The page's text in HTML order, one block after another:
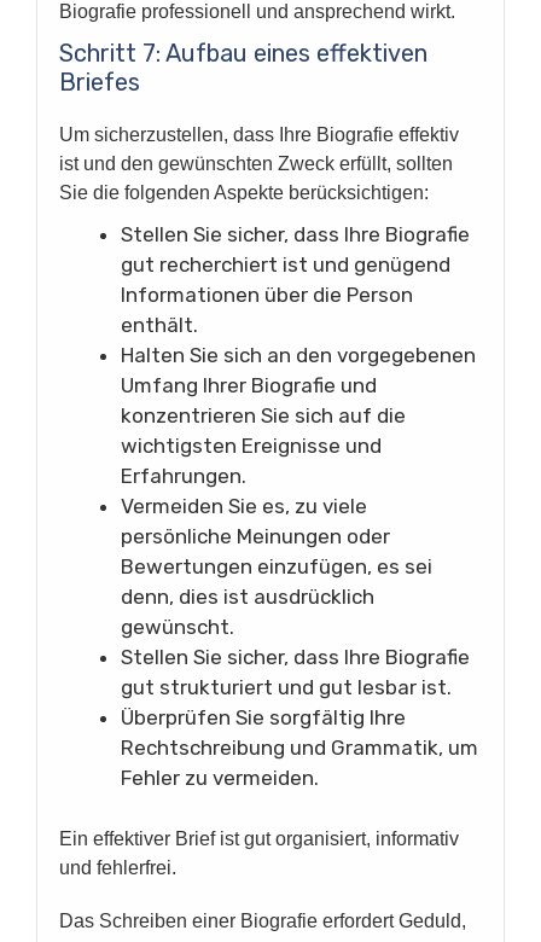
Biografie professionell und ansprechend wirkt.
Schritt 7: Aufbau eines effektiven
Briefes
Um sicherzustellen, dass Ihre Biografie effektiv
ist und den gewünschten Zweck erfüllt, sollten
Sie die folgenden Aspekte berücksichtigen:
Stellen Sie sicher, dass Ihre Biografie
gut recherchiert ist und genügend
Informationen über die Person
enthält.
Halten Sie sich an den vorgegebenen
Umfang Ihrer Biografie und
konzentrieren Sie sich auf die
wichtigsten Ereignisse und
Erfahrungen.
Vermeiden Sie es, zu viele
persönliche Meinungen oder
Bewertungen einzufügen, es sei
denn, dies ist ausdrücklich
gewünscht.
Stellen Sie sicher, dass Ihre Biografie
gut strukturiert und gut lesbar ist.
Überprüfen Sie sorgfältig Ihre
Rechtschreibung und Grammatik, um
Fehler zu vermeiden.
Ein effektiver Brief ist gut organisiert, informativ
und fehlerfrei.
Das Schreiben einer Biografie erfordert Geduld,